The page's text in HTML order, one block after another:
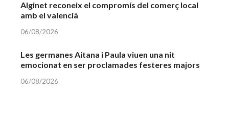
Alginet reconeix el compromís del comerç local
amb el valencià
06/08/2026
Les germanes Aitana i Paula viuen una nit
emocionat en ser proclamades festeres majors
06/08/2026